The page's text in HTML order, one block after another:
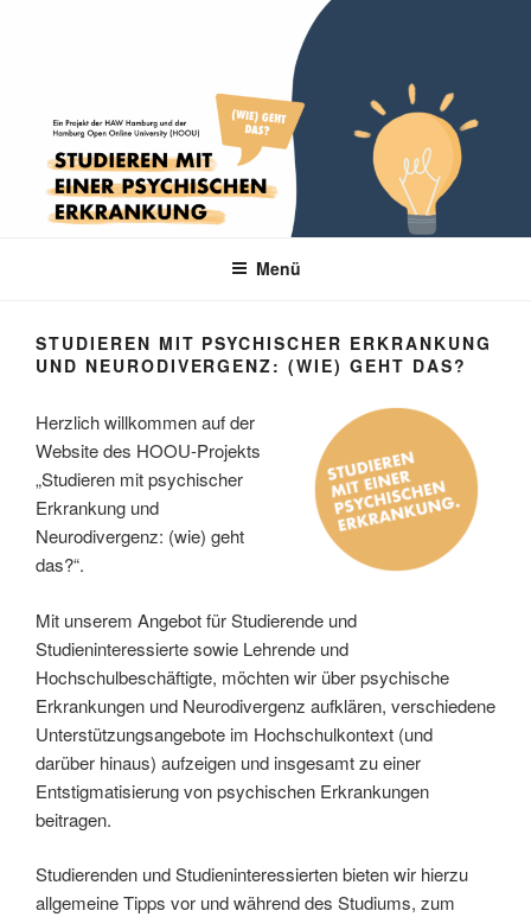
STUDIEREN MIT
PSYCHISCHER
NEURODIVERGENZ: (WIE)
Ein Projekt der HAW Hamburg und der Hamburg Open Online University
Menü
STUDIEREN MIT PSYCHISCHER ERKRANKUNG
UND NEURODIVERGENZ: (WIE) GEHT DAS?
Herzlich willkommen auf der
Website des HOOU-Projekts
„Studieren mit psychischer
Erkrankung und
Neurodivergenz: (wie) geht
das?“.
Mit unserem Angebot für Studierende und
Studieninteressierte sowie Lehrende und
Hochschulbeschäftigte, möchten wir über psychische
Erkrankungen und Neurodivergenz aufklären, verschiedene
Unterstützungsangebote im Hochschulkontext (und
darüber hinaus) aufzeigen und insgesamt zu einer
Entstigmatisierung von psychischen Erkrankungen
beitragen.
Studierenden und Studieninteressierten bieten wir hierzu
allgemeine Tipps vor und während des Studiums, zum